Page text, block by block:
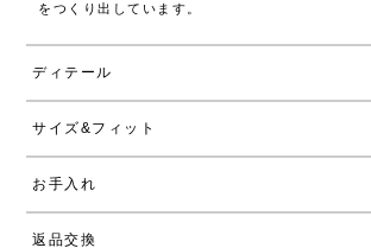
をつくり出しています。
ディテール
サイズ&フィット
お手入れ
返品交換